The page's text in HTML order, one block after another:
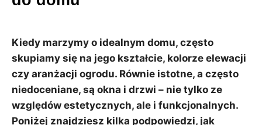
Kiedy marzymy o idealnym domu, często
skupiamy się na jego kształcie, kolorze elewacji
czy aranżacji ogrodu. Równie istotne, a często
niedoceniane, są okna i drzwi – nie tylko ze
względów estetycznych, ale i funkcjonalnych.
Poniżej znajdziesz kilka podpowiedzi, jak